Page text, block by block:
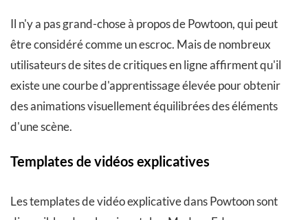
Il n'y a pas grand-chose à propos de Powtoon, qui peut
être considéré comme un escroc. Mais de nombreux
utilisateurs de sites de critiques en ligne affirment qu'il
existe une courbe d'apprentissage élevée pour obtenir
des animations visuellement équilibrées des éléments
d'une scène.
Templates de vidéos explicatives
Les templates de vidéo explicative dans Powtoon sont